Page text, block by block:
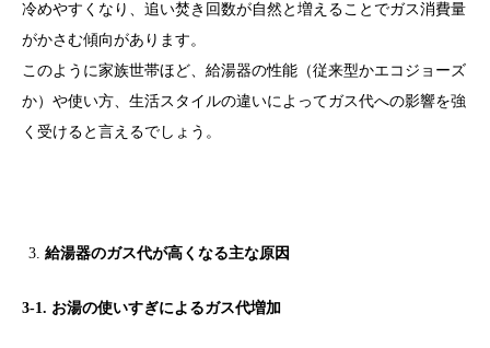
冷めやすくなり、追い焚き回数が自然と増えることでガス消費量
がかさむ傾向があります。
このように家族世帯ほど、給湯器の性能（従来型かエコジョーズ
か）や使い方、生活スタイルの違いによってガス代への影響を強
く受けると言えるでしょう。
給湯器のガス代が高くなる主な原因
3-1. お湯の使いすぎによるガス代増加